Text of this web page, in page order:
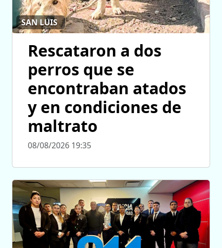
SAN LUIS
Rescataron a dos
perros que se
encontraban atados
y en condiciones de
maltrato
08/08/2026 19:35